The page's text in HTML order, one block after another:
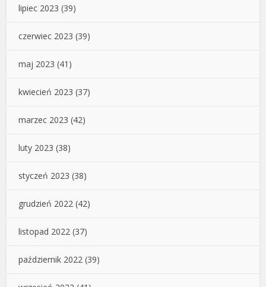
lipiec 2023 (39)
czerwiec 2023 (39)
maj 2023 (41)
kwiecień 2023 (37)
marzec 2023 (42)
luty 2023 (38)
styczeń 2023 (38)
grudzień 2022 (42)
listopad 2022 (37)
październik 2022 (39)